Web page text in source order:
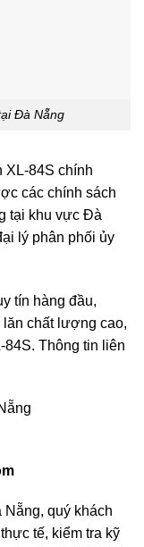
Đà Nẵng
XL-84S chính
các chính sách
tại khu vực Đà
lý phân phối ủy
tín hàng đầu,
lăn chất lượng cao,
84S. Thông tin liên
quý khách
tế, kiểm tra kỹ